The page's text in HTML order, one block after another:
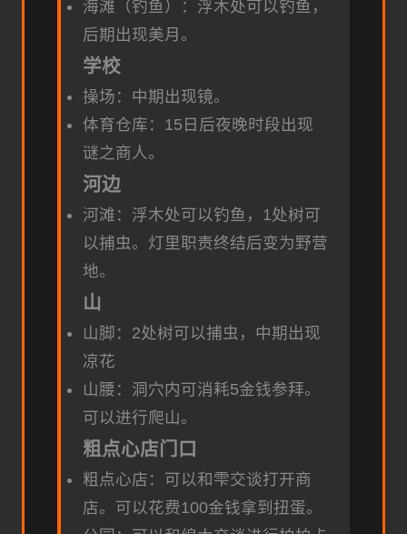
海滩（钓鱼）：浮木处可以钓鱼，
后期出现美月。
学校
操场：中期出现镜。
体育仓库：15日后夜晚时段出现
谜之商人。
河边
河滩：浮木处可以钓鱼，1处树可
以捕虫。灯里职责终结后变为野营
地。
山
山脚：2处树可以捕虫，中期出现
凉花
山腰：洞穴内可消耗5金钱参拜。
可以进行爬山。
粗点心店门口
粗点心店：可以和雫交谈打开商
店。可以花费100金钱拿到扭蛋。